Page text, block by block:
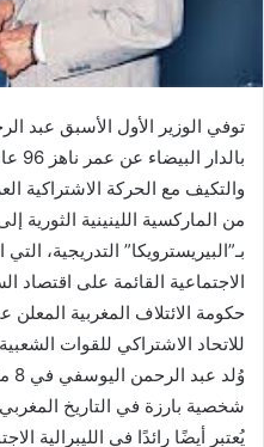
والتكيف مع الحركة الاشتراكية
من الماركسية اللينينية
بـ”البيريسترويكا” التدريجية،
الاجتماعية القائمة على
للاتحاد الاشتراكي للقوات
شخصية بارزة في التاريخ
يُعتبر أيضًا رائدًا في الليبرالية